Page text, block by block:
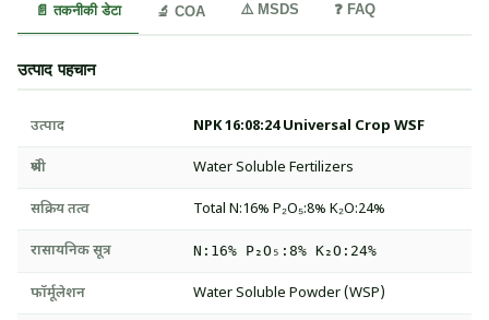
📄 तकनीकी डेटा 🔬 COA ⚠️ MSDS ❓ FAQ
उत्पाद पहचान
उत्पाद NPK 16:08:24 Universal Crop WSF
श्रेणी Water Soluble Fertilizers
सक्रिय तत्व Total N:16% P₂O₅:8% K₂O:24%
रासायनिक सूत्र N:16% P₂O₅:8% K₂O:24%
फॉर्मूलेशन Water Soluble Powder (WSP)